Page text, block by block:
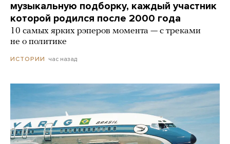
музыкальную подборку, каждый участник
которой родился после 2000 года
10 самых ярких рэперов момента — с треками
не о политике
ИСТОРИИ час назад